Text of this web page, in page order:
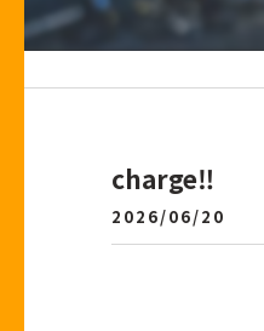
土
charge‼
2026/06/20